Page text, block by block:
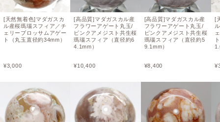
[天然無着色]マダガスカ
ル産桜瑪瑙スフィア／チ
ェリーブロッサムアゲー
ト（丸玉直径約34mm）
¥3,000
[高品質]マダガスカル産
フラワーアゲート丸玉/
ピンクアメジスト共生桜
瑪瑙スフィア（直径約6
4.1mm）
¥10,400
[高品質]マダガスカル産
フラワーアゲート丸玉/
ピンクアメジスト共生桜
瑪瑙スフィア（直径約5
9.1mm）
¥8,400
[
¥